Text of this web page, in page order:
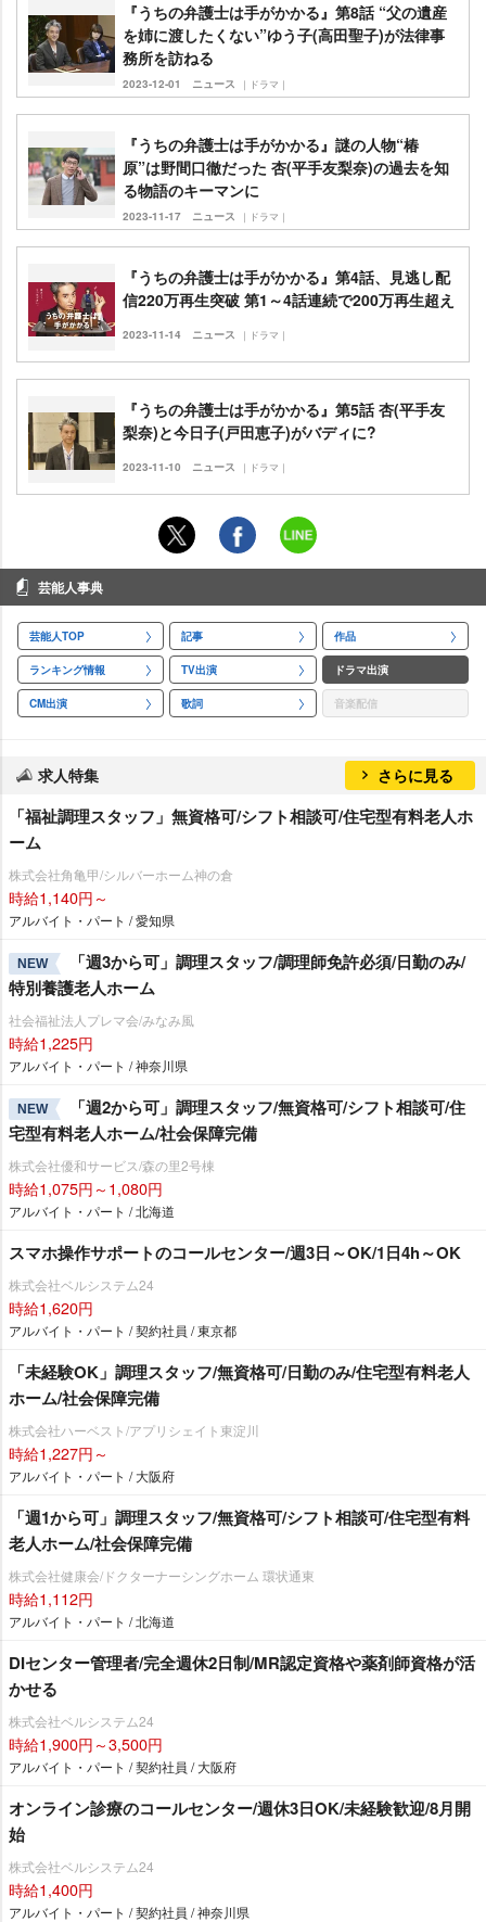
『うちの弁護士は手がかかる』第8話 “父の遺産
を姉に渡したくない”ゆう子(高田聖子)が法律事
務所を訪ねる
2023-12-01 ニュース ｜ドラマ｜
『うちの弁護士は手がかかる』謎の人物“椿
原”は野間口徹だった 杏(平手友梨奈)の過去を知
る物語のキーマンに
2023-11-17 ニュース ｜ドラマ｜
『うちの弁護士は手がかかる』第4話、見逃し配
信220万再生突破 第1～4話連続で200万再生超え
2023-11-14 ニュース ｜ドラマ｜
『うちの弁護士は手がかかる』第5話 杏(平手友
梨奈)と今日子(戸田恵子)がバディに?
2023-11-10 ニュース ｜ドラマ｜
芸能人事典
芸能人TOP 記事 作品
ランキング情報 TV出演 ドラマ出演
CM出演 歌詞 音楽配信
求人特集 さらに見る
「福祉調理スタッフ」無資格可/シフト相談可/住宅型有料老人ホ
ーム
株式会社角亀甲/シルバーホーム神の倉
時給1,140円～
アルバイト・パート / 愛知県
NEW
「週3から可」調理スタッフ/調理師免許必須/日勤のみ/
特別養護老人ホーム
社会福祉法人プレマ会/みなみ風
時給1,225円
アルバイト・パート / 神奈川県
NEW
「週2から可」調理スタッフ/無資格可/シフト相談可/住
宅型有料老人ホーム/社会保障完備
株式会社優和サービス/森の里2号棟
時給1,075円～1,080円
アルバイト・パート / 北海道
スマホ操作サポートのコールセンター/週3日～OK/1日4h～OK
株式会社ベルシステム24
時給1,620円
アルバイト・パート / 契約社員 / 東京都
「未経験OK」調理スタッフ/無資格可/日勤のみ/住宅型有料老人
ホーム/社会保障完備
株式会社ハーベスト/アプリシェイト東淀川
時給1,227円～
アルバイト・パート / 大阪府
「週1から可」調理スタッフ/無資格可/シフト相談可/住宅型有料
老人ホーム/社会保障完備
株式会社健康会/ドクターナーシングホーム 環状通東
時給1,112円
アルバイト・パート / 北海道
DIセンター管理者/完全週休2日制/MR認定資格や薬剤師資格が活
かせる
株式会社ベルシステム24
時給1,900円～3,500円
アルバイト・パート / 契約社員 / 大阪府
オンライン診療のコールセンター/週休3日OK/未経験歓迎/8月開
始
株式会社ベルシステム24
時給1,400円
アルバイト・パート / 契約社員 / 神奈川県